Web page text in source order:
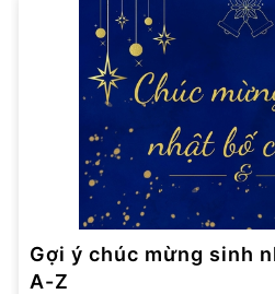
Gợi ý chúc mừng sinh
A-Z